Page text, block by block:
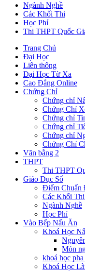
Ngành Nghề
Các Khối Thi
Học Phí
Thi THPT Quốc
Trang Chủ
Đại Học
Liên thông
Đại Học Từ Xa
Cao Đẳng Online
Chứng Chỉ
Chứng chỉ
Chứng Chỉ
Chứng chỉ
Chứng chỉ
Chứng chỉ
Chứng Chỉ
Văn bằng 2
THPT
Thi THPT
Giáo Dục Số
Điểm Chuẩn
Các Khối
Ngành Nghề
Học Phí
Vào Bếp Nấu Ăn
Khoá Học
Món
khoá học pha
Khoá Học